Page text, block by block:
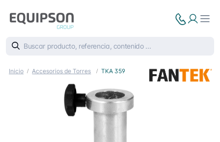
Inicio Accesorios de Torres TKA 359